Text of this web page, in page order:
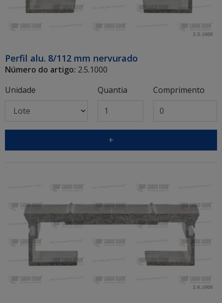
Perfil alu. 8/112 mm nervurado
Número do artigo: 2.5.1000
Unidade
Quantia Comprimento
+